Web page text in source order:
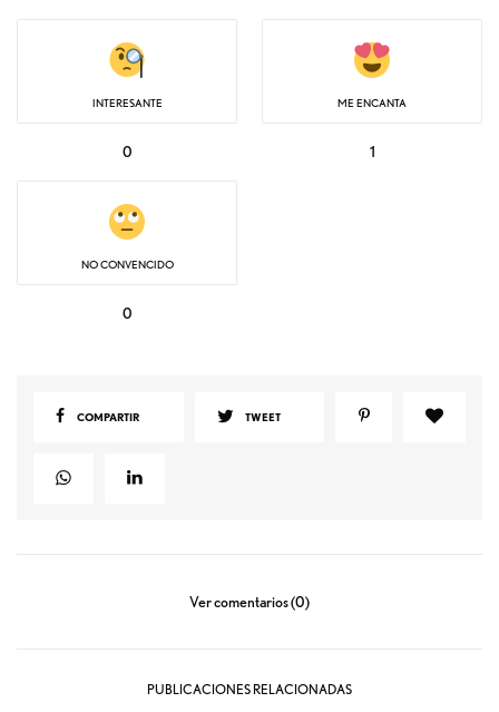
INTERESANTE
0
ME ENCANTA
1
NO CONVENCIDO
0
COMPARTIR TWEET
Ver comentarios (0)
PUBLICACIONES RELACIONADAS